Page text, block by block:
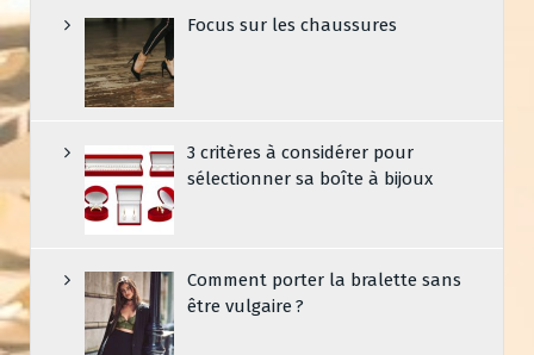
Focus sur les chaussures
3 critères à considérer pour
sélectionner sa boîte à bijoux
Comment porter la bralette sans
être vulgaire ?